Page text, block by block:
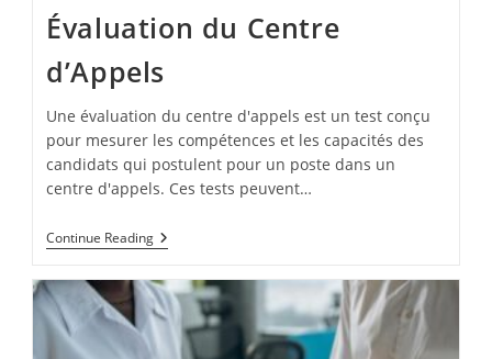
Évaluation du Centre
d’Appels
Une évaluation du centre d'appels est un test conçu
pour mesurer les compétences et les capacités des
candidats qui postulent pour un poste dans un
centre d'appels. Ces tests peuvent…
Continue ReadingÉvaluation
Du
D’Appels